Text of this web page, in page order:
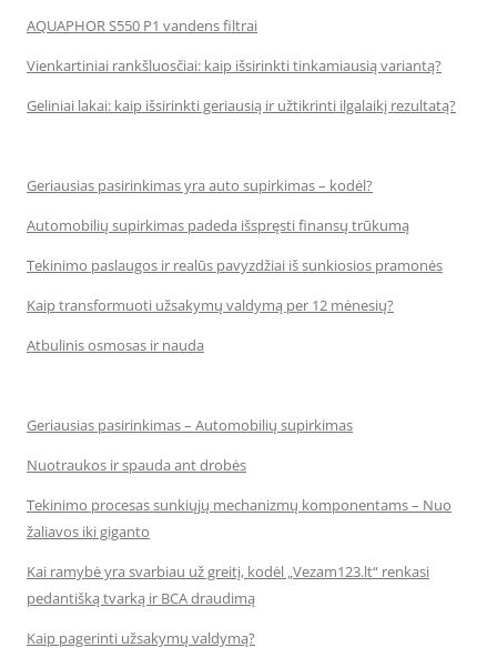
AQUAPHOR S550 P1 vandens filtrai
Vienkartiniai rankšluosčiai: kaip išsirinkti tinkamiausią variantą?
Geliniai lakai: kaip išsirinkti geriausią ir užtikrinti ilgalaikį rezultatą?
Geriausias pasirinkimas yra auto supirkimas – kodėl?
Automobilių supirkimas padeda išspręsti finansų trūkumą
Tekinimo paslaugos ir realūs pavyzdžiai iš sunkiosios pramonės
Kaip transformuoti užsakymų valdymą per 12 mėnesių?
Atbulinis osmosas ir nauda
Geriausias pasirinkimas – Automobilių supirkimas
Nuotraukos ir spauda ant drobės
Tekinimo procesas sunkiųjų mechanizmų komponentams – Nuo
žaliavos iki giganto
Kai ramybė yra svarbiau už greitį, kodėl „Vezam123.lt“ renkasi
pedantišką tvarką ir BCA draudimą
Kaip pagerinti užsakymų valdymą?